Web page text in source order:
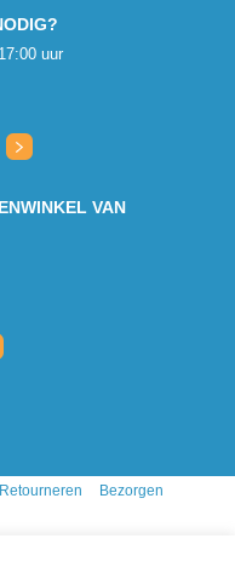
uur
VAN
Retourneren
Bezorgen